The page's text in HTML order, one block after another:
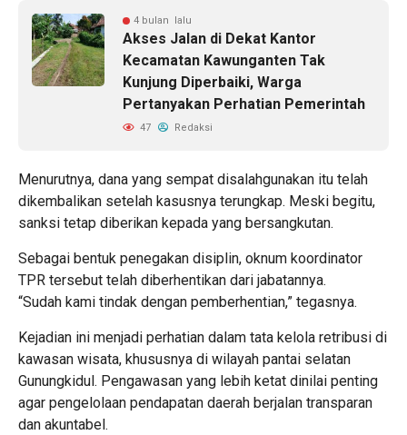
4 bulan lalu
Akses Jalan di Dekat Kantor
Kecamatan Kawunganten Tak
Kunjung Diperbaiki, Warga
Pertanyakan Perhatian Pemerintah
47 Redaksi
Menurutnya, dana yang sempat disalahgunakan itu telah
dikembalikan setelah kasusnya terungkap. Meski begitu,
sanksi tetap diberikan kepada yang bersangkutan.
Sebagai bentuk penegakan disiplin, oknum koordinator
TPR tersebut telah diberhentikan dari jabatannya.
“Sudah kami tindak dengan pemberhentian,” tegasnya.
Kejadian ini menjadi perhatian dalam tata kelola retribusi di
kawasan wisata, khususnya di wilayah pantai selatan
Gunungkidul. Pengawasan yang lebih ketat dinilai penting
agar pengelolaan pendapatan daerah berjalan transparan
dan akuntabel.